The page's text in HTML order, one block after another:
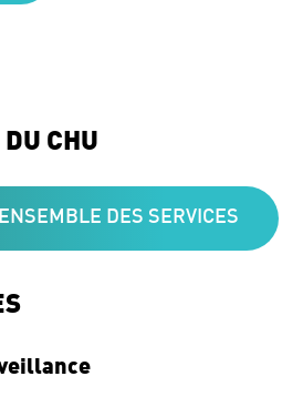
DU CHU
DES SERVICES